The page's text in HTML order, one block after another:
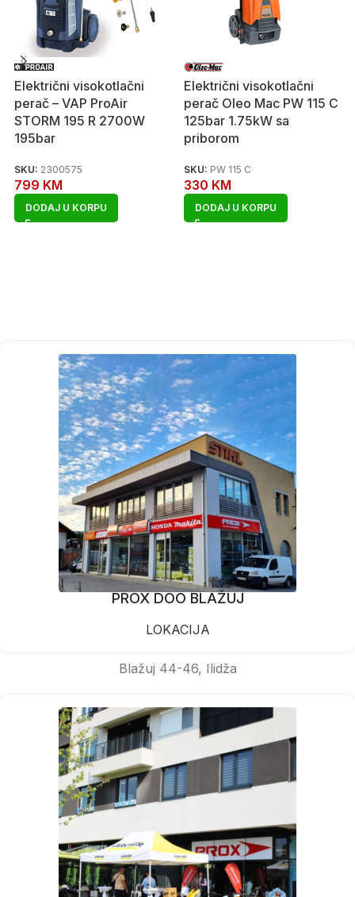
Električni visokotlačni
perač – VAP ProAir
STORM 195 R 2700W
195bar
SKU: 2300575
799 KM
DODAJ U KORPU
Električni visokotlačni
perač Oleo Mac PW 115 C
125bar 1.75kW sa
priborom
SKU: PW 115 C
330 KM
DODAJ U KORPU
PROX DOO BLAŽUJ
LOKACIJA
Blažuj 44-46, Ilidža